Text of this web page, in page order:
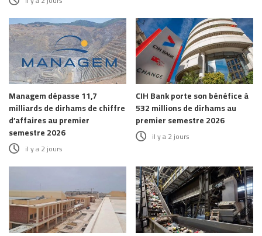
Managem dépasse 11,7
milliards de dirhams de chiffre
d’affaires au premier
semestre 2026
il y a 2 jours
CIH Bank porte son bénéfice à
532 millions de dirhams au
premier semestre 2026
il y a 2 jours